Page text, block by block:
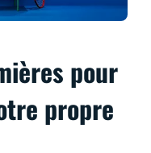
pour
propre